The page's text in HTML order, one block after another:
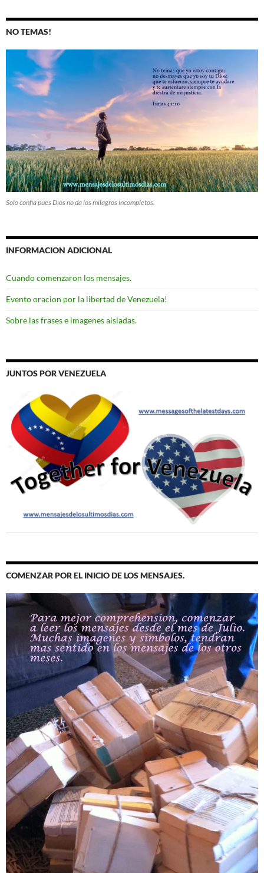
NO TEMAS!
Solo confia pues Dios no da los milagros incompletos.
INFORMACION ADICIONAL
Cuando comenzaron los mensajes.
Evento oracion por la libertad de Venezuela!
Sobre las frases e imagenes aisladas.
JUNTOS POR VENEZUELA
COMENZAR POR EL INICIO DE LOS MENSAJES.